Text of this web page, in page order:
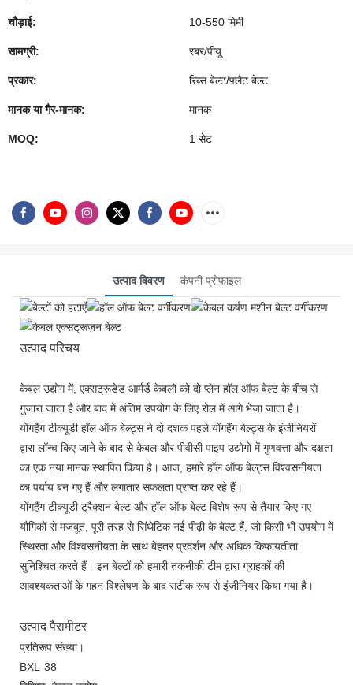
चौड़ाई: 10-550 मिमी
सामग्री: रबर/पीयू
प्रकार: रिब्स बेल्ट/फ्लैट बेल्ट
मानक या गैर-मानक: मानक
MOQ: 1 सेट
उत्पाद विवरण कंपनी प्रोफाइल
उत्पाद परिचय
केबल उद्योग में, एक्सट्रूडेड आर्मर्ड केबलों को दो प्लेन हॉल ऑफ बेल्ट के बीच से
गुजारा जाता है और बाद में अंतिम उपयोग के लिए रोल में आगे भेजा जाता है।
योंगहैंग टीक्यूडी हॉल ऑफ बेल्ट्स ने दो दशक पहले योंगहैंग बेल्ट्स के इंजीनियरों
द्वारा लॉन्च किए जाने के बाद से केबल और पीवीसी पाइप उद्योगों में गुणवत्ता और दक्षता
का एक नया मानक स्थापित किया है। आज, हमारे हॉल ऑफ बेल्ट्स विश्वसनीयता
का पर्याय बन गए हैं और लगातार सफलता प्राप्त कर रहे हैं।
योंगहैंग टीक्यूडी ट्रैक्शन बेल्ट और हॉल ऑफ बेल्ट विशेष रूप से तैयार किए गए
यौगिकों से मजबूत, पूरी तरह से सिंथेटिक नई पीढ़ी के बेल्ट हैं, जो किसी भी उपयोग में
स्थिरता और विश्वसनीयता के साथ बेहतर प्रदर्शन और अधिक किफायतीता
सुनिश्चित करते हैं। इन बेल्टों को हमारी तकनीकी टीम द्वारा ग्राहकों की
आवश्यकताओं के गहन विश्लेषण के बाद सटीक रूप से इंजीनियर किया गया है।
उत्पाद पैरामीटर
प्रतिरूप संख्या।
BXL-38